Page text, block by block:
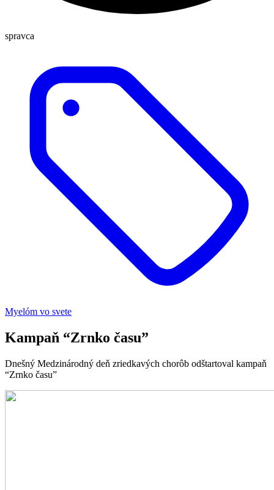
spravca
Myelóm vo svete
Kampaň “Zrnko času”
Dnešný Medzinárodný deň zriedkavých chorôb odštartoval kampaň
“Zrnko času”